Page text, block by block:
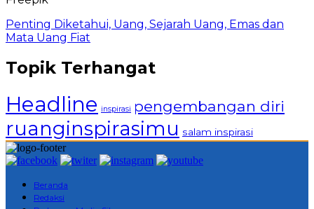
Penting Diketahui, Uang, Sejarah Uang, Emas dan
Mata Uang Fiat
Topik Terhangat
Headline inspirasi pengembangan diri
ruanginspirasimu salam inspirasi
Beranda
Redaksi